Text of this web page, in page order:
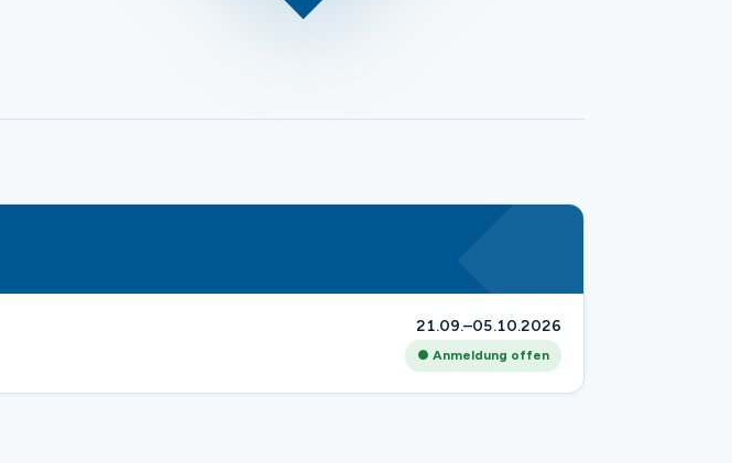
21.09.–05.10.2026
● Anmeldung offen